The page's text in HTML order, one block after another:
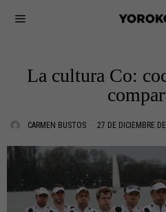
La cultura Co:
CARMEN BUSTOS 27 DE DICIEMBRE